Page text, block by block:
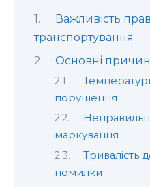
Важливість
транспортування
Основні
порушення
маркування
Тривалість
помилки